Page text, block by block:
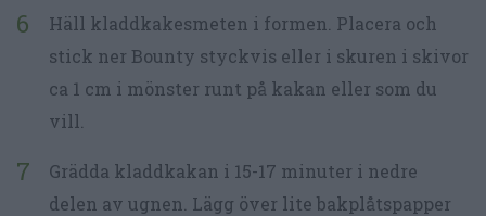
Häll kladdkakesmeten i formen. Placera och
stick ner Bounty styckvis eller i skuren i skivor
ca 1 cm i mönster runt på kakan eller som du
vill.
Grädda kladdkakan i 15-17 minuter i nedre
delen av ugnen. Lägg över lite bakplåtspapper